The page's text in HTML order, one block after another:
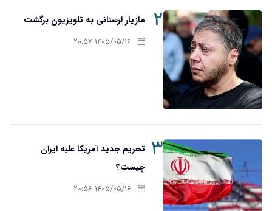
۲ مازیار لرستانی به تلویزیون برگشت
۱۴۰۵/۰۵/۱۶ ۲۰:۵۷
۳ تحریم‌ جدید آمریکا علیه ایران
چیست؟
۱۴۰۵/۰۵/۱۶ ۲۰:۵۶